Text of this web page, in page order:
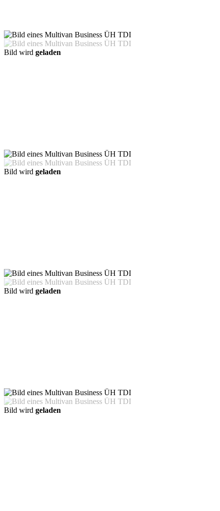
Bild wird geladen
Bild wird geladen
Bild wird geladen
Bild wird geladen